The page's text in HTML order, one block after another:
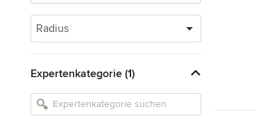
Radius
Expertenkategorie (1)